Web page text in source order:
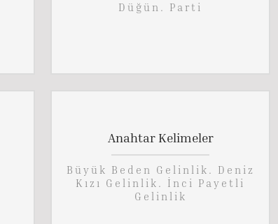
Düğün. Parti
Anahtar Kelimeler
Büyük Beden Gelinlik. Deniz
Kızı Gelinlik. İnci Payetli
Gelinlik